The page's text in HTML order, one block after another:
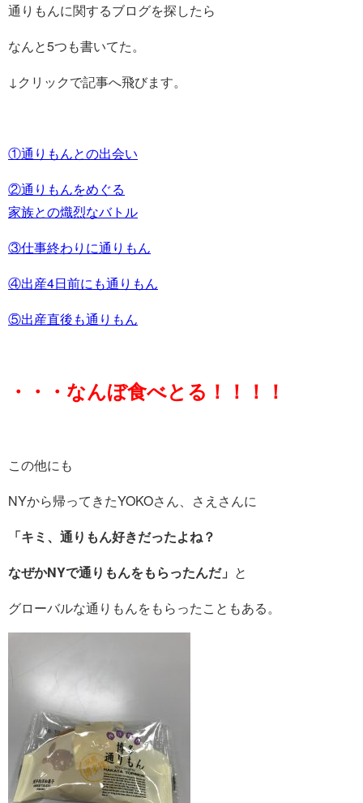
通りもんに関するブログを探したら
なんと5つも書いてた。
↓クリックで記事へ飛びます。
①通りもんとの出会い
②通りもんをめぐる
家族との熾烈なバトル
③仕事終わりに通りもん
④出産4日前にも通りもん
⑤出産直後も通りもん
・・・なんぼ食べとる！！！！
この他にも
NYから帰ってきたYOKOさん、さえさんに
「キミ、通りもん好きだったよね？
なぜかNYで通りもんをもらったんだ」 と
グローバルな通りもんをもらったこともある。